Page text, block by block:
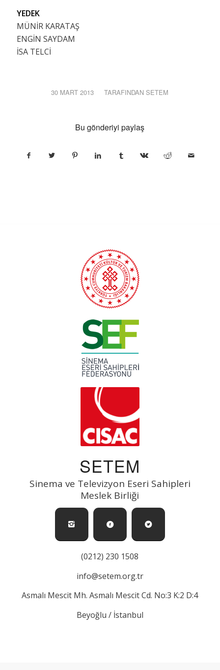
YEDEK
MÜNİR KARATAŞ
ENGİN SAYDAM
İSA TELCİ
30 MART 2013
/ TARAFINDANSETEM
Bu gönderiyi paylaş
SETEM
Sinema ve Televizyon Eseri Sahipleri
Meslek Birliği
(0212) 230 1508
info@setem.org.tr
Asmalı Mescit Mh. Asmalı Mescit Cd. No:3 K:2 D:4
Beyoğlu / İstanbul